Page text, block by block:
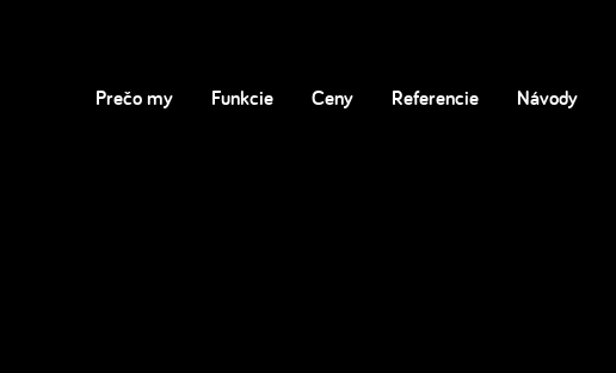
Prečo my Funkcie Ceny Referencie Návody